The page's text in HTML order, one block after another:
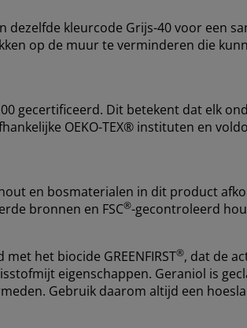
kleurcode Grijs-40 voor een
op de muur te verminderen die
gecertificeerd. Dit betekent dat elk
OEKO-TEX® instituten en
en bosmaterialen in dit product
bronnen en FSC®-gecontroleerd
het biocide GREENFIRST®, dat de
eigenschappen. Geraniol is
Gebruik daarom altijd een